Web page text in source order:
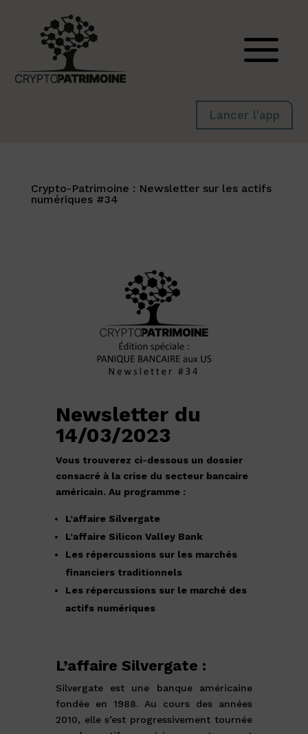
Lancer l'app
Crypto-Patrimoine : Newsletter sur les actifs
numériques #34
Newsletter du
14/03/2023
Vous trouverez ci-dessous un dossier
consacré à la crise du secteur bancaire
américain. Au programme :
L’affaire Silvergate
L’affaire Silicon Valley Bank
Les répercussions sur les marchés
financiers traditionnels
Les répercussions sur le marché des
actifs numériques
L’affaire Silvergate :
Silvergate est une banque américaine
fondée en 1988. Au cours des années
2010, elle s’est progressivement tournée